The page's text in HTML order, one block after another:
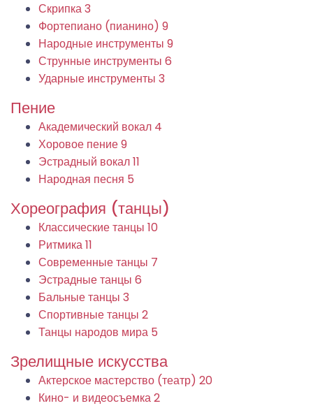
Скрипка3
Фортепиано (пианино) 9
Народные инструменты 9
Струнные инструменты 6
Ударные инструменты 3
Пение
Академический вокал 4
Хоровое пение9
Эстрадный вокал11
Народная песня 5
Хореография (танцы)
Классические танцы 10
Ритмика11
Современные танцы 7
Эстрадные танцы 6
Бальные танцы 3
Спортивные танцы 2
Танцы народов мира 5
Зрелищные искусства
Актерское мастерство (театр) 20
Кино- и видеосъемка2